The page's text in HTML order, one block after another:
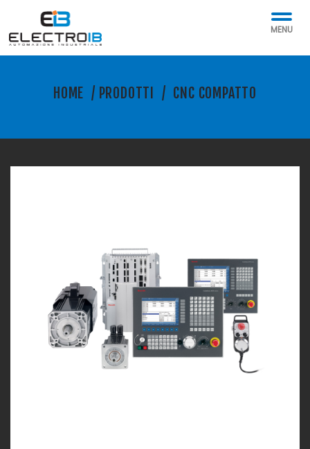
MENU
HOME / PRODOTTI / CNC COMPATTO